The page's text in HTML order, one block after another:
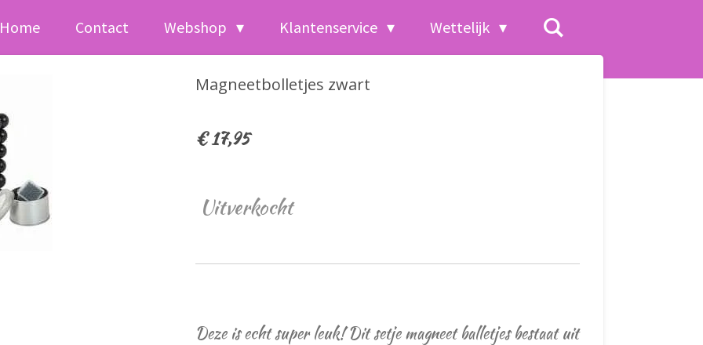
Home Contact Webshop Klantenservice Wettelijk
Magneetbolletjes zwart
€ 17,95
Uitverkocht
Deze is echt super leuk! Dit setje magneet balletjes bestaat uit